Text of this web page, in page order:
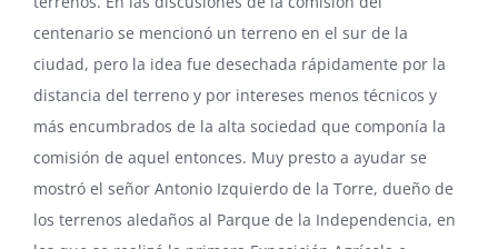
centenario se mencionó un terreno en el sur de la
ciudad, pero la idea fue desechada rápidamente por la
distancia del terreno y por intereses menos técnicos y
más encumbrados de la alta sociedad que componía la
comisión de aquel entonces. Muy presto a ayudar se
mostró el señor Antonio Izquierdo de la Torre, dueño de
los terrenos aledaños al Parque de la Independencia, en